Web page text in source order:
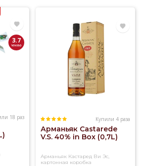
3.7
18 раз Купили 4 раза
Арманьяк Castarede
V.S. 40% in Box (0,7L)
Арманьяк Кастаред Ви Эс,
картонная коробка